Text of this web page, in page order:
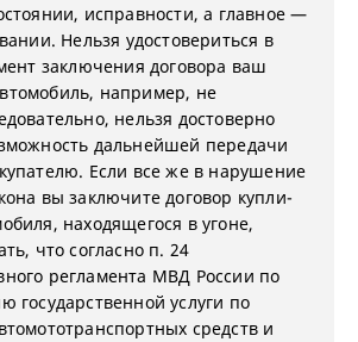
исправности, а главное —
Нельзя удостовериться в
заключения договора ваш
например, не
нельзя достоверно
дальнейшей передачи
Если все же в нарушение
вы заключите договор купли-
находящегося в угоне,
что согласно п. 24
регламента МВД России по
государственной услуги по
средств и